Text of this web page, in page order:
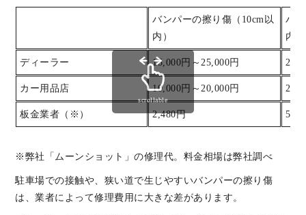
バンパーの擦り傷（10cm以
内）
バ
内）
ディーラー 15,000円～25,000円
カー用品店 10,000円～20,000円
板金業者（※） 2,480円
scrollable
※弊社「ムーンショット」の修理代。料金相場は弊社調べ
駐車場での接触や、狭い道で生じやすいバンパーの擦り傷
は、業者によって修理費用に大きな差があります。